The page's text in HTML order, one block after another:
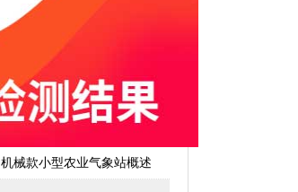
机械款小型农业气象站概述